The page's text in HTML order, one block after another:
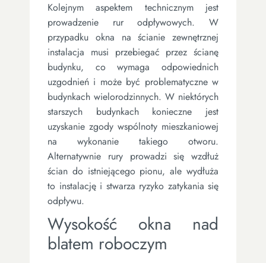
Kolejnym aspektem technicznym jest
prowadzenie rur odpływowych. W
przypadku okna na ścianie zewnętrznej
instalacja musi przebiegać przez ścianę
budynku, co wymaga odpowiednich
uzgodnień i może być problematyczne w
budynkach wielorodzinnych. W niektórych
starszych budynkach konieczne jest
uzyskanie zgody wspólnoty mieszkaniowej
na wykonanie takiego otworu.
Alternatywnie rury prowadzi się wzdłuż
ścian do istniejącego pionu, ale wydłuża
to instalację i stwarza ryzyko zatykania się
odpływu.
Wysokość okna nad
blatem roboczym